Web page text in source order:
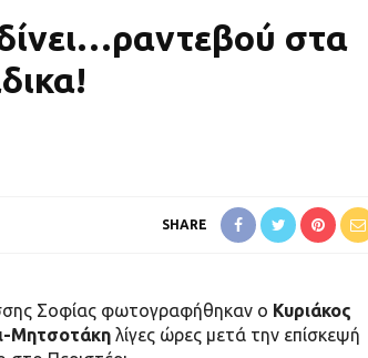
στα
SHARE
Σοφίας φωτογραφήθηκαν ο Κυριάκος
Μητσοτάκη λίγες ώρες μετά την επίσκεψή